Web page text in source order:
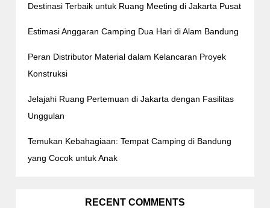
i
Destinasi Terbaik untuk Ruang Meeting di Jakarta Pusat
Estimasi Anggaran Camping Dua Hari di Alam Bandung
Peran Distributor Material dalam Kelancaran Proyek
Konstruksi
Jelajahi Ruang Pertemuan di Jakarta dengan Fasilitas
Unggulan
Temukan Kebahagiaan: Tempat Camping di Bandung
yang Cocok untuk Anak
RECENT COMMENTS